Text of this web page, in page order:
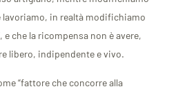
lavoriamo, in realtà modifichiamo
e che la ricompensa non è avere,
libero, indipendente e vivo.
“fattore che concorre alla